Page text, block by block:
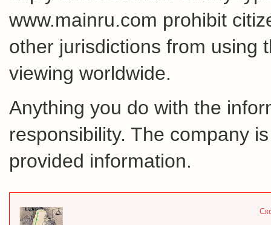
www.mainru.com prohibit
other jurisdictions from using
viewing worldwide.
Anything you do with the
responsibility. The company
provided information.